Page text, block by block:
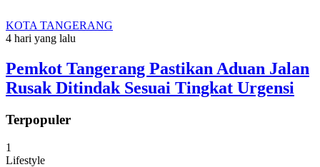
KOTA TANGERANG
4 hari yang lalu
Pemkot Tangerang Pastikan Aduan Jalan
Rusak Ditindak Sesuai Tingkat Urgensi
Terpopuler
1
Lifestyle